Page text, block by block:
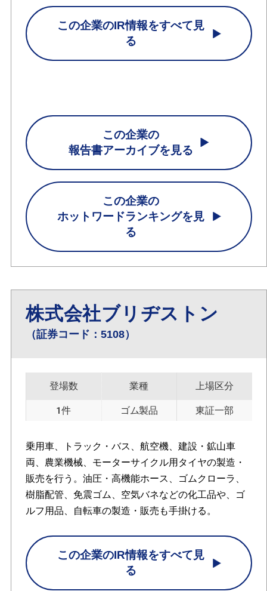
この企業のIR情報をすべて見
る
この企業の
報告書アーカイブを見る
この企業の
ホットワードランキングを見
る
株式会社ブリヂストン
（証券コード：5108）
登場数
1件
業種
ゴム製品
上場区分
東証一部
乗用車、トラック・バス、航空機、建設・鉱山車
両、農業機械、モーターサイクル用タイヤの製造・
販売を行う。油圧・高機能ホース、ゴムクローラ、
樹脂配管、免震ゴム、空気バネなどの化工品や、ゴ
ルフ用品、自転車の製造・販売も手掛ける。
この企業のIR情報をすべて見
る